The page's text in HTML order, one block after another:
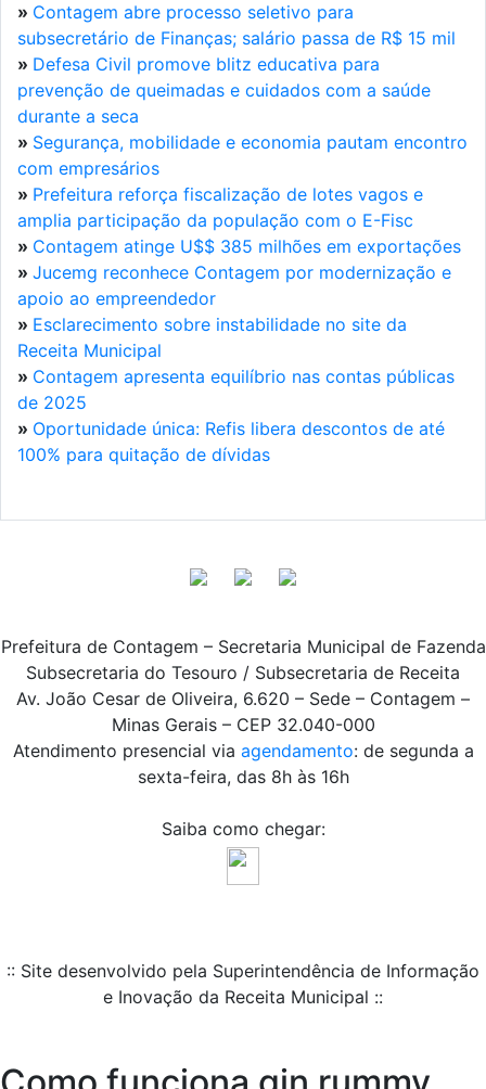
» Contagem abre processo seletivo para
subsecretário de Finanças; salário passa de R$ 15 mil
» Defesa Civil promove blitz educativa para
prevenção de queimadas e cuidados com a saúde
durante a seca
» Segurança, mobilidade e economia pautam encontro
com empresários
» Prefeitura reforça fiscalização de lotes vagos e
amplia participação da população com o E-Fisc
» Contagem atinge U$$ 385 milhões em exportações
» Jucemg reconhece Contagem por modernização e
apoio ao empreendedor
» Esclarecimento sobre instabilidade no site da
Receita Municipal
» Contagem apresenta equilíbrio nas contas públicas
de 2025
» Oportunidade única: Refis libera descontos de até
100% para quitação de dívidas
Prefeitura de Contagem – Secretaria Municipal de Fazenda
Subsecretaria do Tesouro / Subsecretaria de Receita
Av. João Cesar de Oliveira, 6.620 – Sede – Contagem –
Minas Gerais – CEP 32.040-000
Atendimento presencial via agendamento: de segunda a
sexta-feira, das 8h às 16h
Saiba como chegar:
:: Site desenvolvido pela Superintendência de Informação
e Inovação da Receita Municipal ::